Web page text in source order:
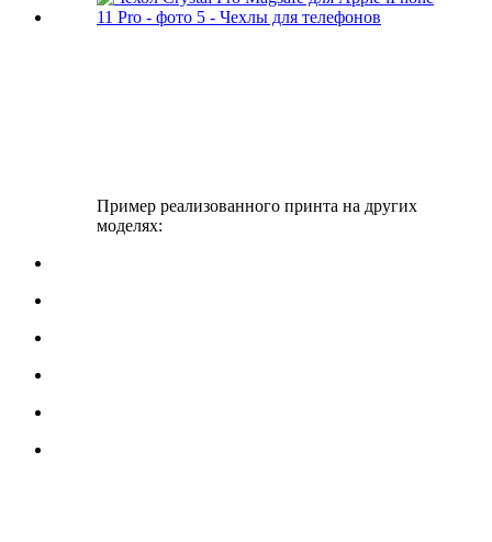
Пример реализованного принта на других
моделях: